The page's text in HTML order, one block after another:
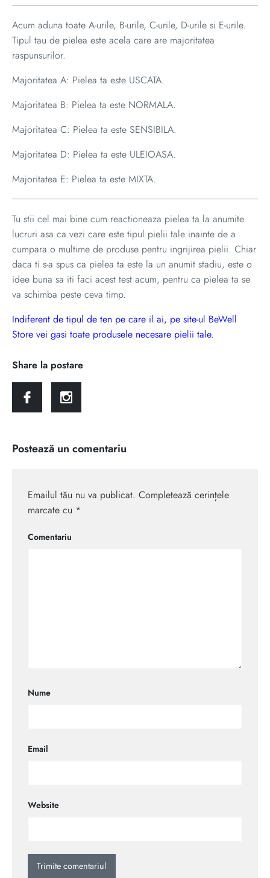
Acum aduna toate A-urile, B-urile, C-urile, D-urile si E-urile.
Tipul tau de pielea este acela care are majoritatea
raspunsurilor.
Majoritatea A: Pielea ta este USCATA.
Majoritatea B: Pielea ta este NORMALA.
Majoritatea C: Pielea ta este SENSIBILA.
Majoritatea D: Pielea ta este ULEIOASA.
Majoritatea E: Pielea ta este MIXTA.
Tu stii cel mai bine cum reactioneaza pielea ta la anumite
lucruri asa ca vezi care este tipul pielii tale inainte de a
cumpara o multime de produse pentru ingrijirea pielii. Chiar
daca ti s-a spus ca pielea ta este la un anumit stadiu, este o
idee buna sa iti faci acest test acum, pentru ca pielea ta se
va schimba peste ceva timp.
Indiferent de tipul de ten pe care il ai, pe site-ul BeWell
Store vei gasi toate produsele necesare pielii tale.
Share la postare
Postează un comentariu
Emailul tău nu va publicat. Completează cerințele
marcate cu *
Comentariu
Nume
Email
Website